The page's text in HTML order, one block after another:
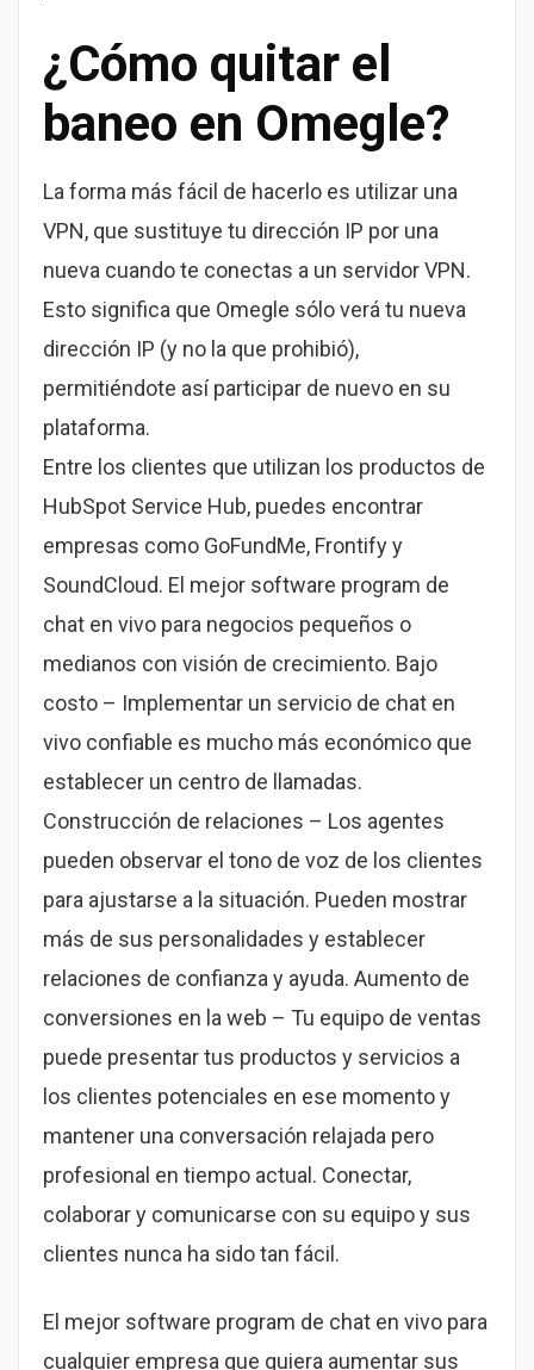
¿Cómo quitar el
baneo en Omegle?
La forma más fácil de hacerlo es utilizar una
VPN, que sustituye tu dirección IP por una
nueva cuando te conectas a un servidor VPN.
Esto significa que Omegle sólo verá tu nueva
dirección IP (y no la que prohibió),
permitiéndote así participar de nuevo en su
plataforma.
Entre los clientes que utilizan los productos de
HubSpot Service Hub, puedes encontrar
empresas como GoFundMe, Frontify y
SoundCloud. El mejor software program de
chat en vivo para negocios pequeños o
medianos con visión de crecimiento. Bajo
costo – Implementar un servicio de chat en
vivo confiable es mucho más económico que
establecer un centro de llamadas.
Construcción de relaciones – Los agentes
pueden observar el tono de voz de los clientes
para ajustarse a la situación. Pueden mostrar
más de sus personalidades y establecer
relaciones de confianza y ayuda. Aumento de
conversiones en la web – Tu equipo de ventas
puede presentar tus productos y servicios a
los clientes potenciales en ese momento y
mantener una conversación relajada pero
profesional en tiempo actual. Conectar,
colaborar y comunicarse con su equipo y sus
clientes nunca ha sido tan fácil.
El mejor software program de chat en vivo para
cualquier empresa que quiera aumentar sus